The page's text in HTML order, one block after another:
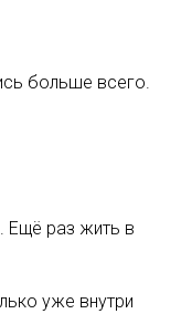
больше всего.
Ещё раз жить в
уже внутри